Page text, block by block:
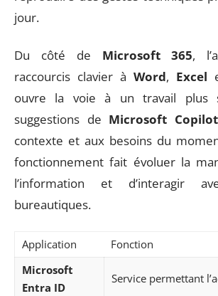
jour.
Du côté de Microsoft 365,
raccourcis clavier à Word, Excel
ouvre la voie à un travail plus
suggestions de Microsoft Copilot
contexte et aux besoins du
fonctionnement fait évoluer la
l’information et d’interagir
bureautiques.
Application
Fonction
Microsoft
Entra ID
Service permettant